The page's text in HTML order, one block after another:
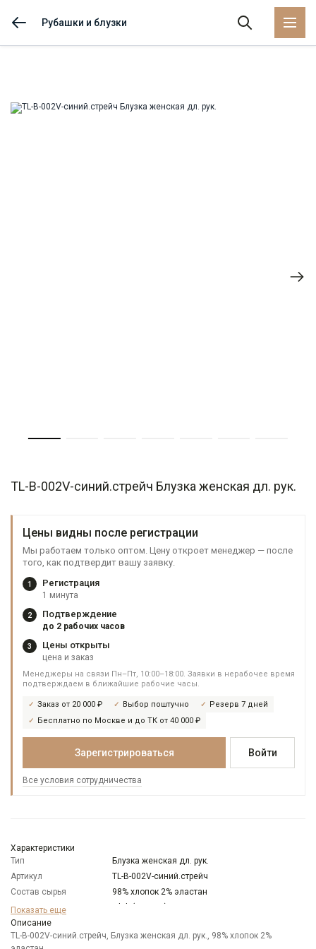
Рубашки и блузки
TL-B-002V-синий.стрейч Блузка женская дл. рук.
Цены видны после регистрации
Мы работаем только оптом. Цену откроет менеджер — после
того, как подтвердит вашу заявку.
1 Регистрация
1 минута
2 Подтверждение
до 2 рабочих часов
3 Цены открыты
цена и заказ
Менеджеры на связи Пн–Пт, 10:00–18:00. Заявки в нерабочее время
подтверждаем в ближайшие рабочие часы.
Заказ от 20 000 ₽ Выбор поштучно
Резерв 7 дней
Бесплатно по Москве и до ТК от 40 000 ₽
Зарегистрироваться Войти
Все условия сотрудничества
Характеристики
Тип
Блузка женская дл. рук.
Артикул
TL-B-002V-синий.стрейч
Состав сырья
98% хлопок 2% эластан
Бренд
Модель
Цвет
Синий
Показать еще
Описание
TL-B-002V-синий.стрейч, Блузка женская дл. рук., 98% хлопок 2%